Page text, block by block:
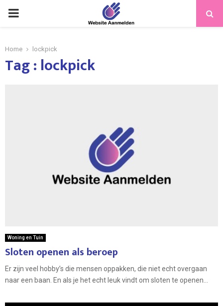
PRIMARY
Home lockpick
Tag : lockpick
Woning en Tuin
Sloten openen als beroep
Er zijn veel hobby’s die mensen oppakken, die niet echt overgaan
naar een baan. En als je het echt leuk vindt om sloten te openen...